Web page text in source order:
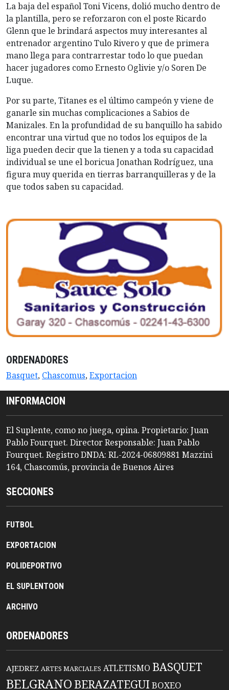
La baja del español Toni Vicens, dolió mucho dentro de
la plantilla, pero se reforzaron con el poste Ricardo
Glenn que le brindará aspectos muy interesantes al
entrenador argentino Tulo Rivero y que de primera
mano llega para contrarrestar todo lo que puedan
hacer jugadores como Ernesto Oglivie y/o Soren De
Luque.
Por su parte, Titanes es el último campeón y viene de
ganarle sin muchas complicaciones a Sabios de
Manizales. En la profundidad de su banquillo ha sabido
encontrar una virtud que no todos los equipos de la
liga pueden decir que la tienen y a toda su capacidad
individual se une el boricua Jonathan Rodríguez, una
figura muy querida en tierras barranquilleras y de la
que todos saben su capacidad.
ORDENADORES
Basquet, Chascomus,Exportacion
INFORMACION
El Suplente, como no juega, opina. Propietario: Juan
Pablo Fourquet. Director Responsable: Juan Pablo
Fourquet. Registro DNDA: RL-2024-06809881 Mazzini
164, Chascomús, provincia de Buenos Aires
SECCIONES
FUTBOL
EXPORTACION
POLIDEPORTIVO
EL SUPLENTOON
ARCHIVO
ORDENADORES
AJEDREZ ARTES MARCIALES ATLETISMO BASQUET
BELGRANO BERAZATEGUIBOXEO